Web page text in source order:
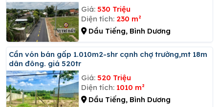
Giá: 530 Triệu
Diện tích: 230 m²
Dầu Tiếng, Bình Dương
Cần vón bán gấp 1.010m2-shr cạnh chợ trường,mt 18m
dân đông. giá 520tr
Giá: 520 Triệu
Diện tích: 1010 m²
Dầu Tiếng, Bình Dương